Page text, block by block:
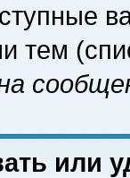
тем
или